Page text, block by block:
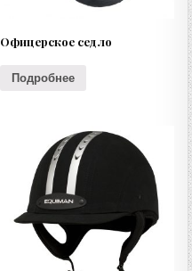
Офицерское седло
Подробнее